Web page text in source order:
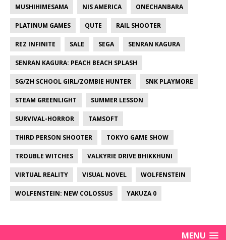
MUSHIHIMESAMA NIS AMERICA ONECHANBARA
PLATINUM GAMES QUTE RAIL SHOOTER
REZ INFINITE SALE SEGA SENRAN KAGURA
SENRAN KAGURA: PEACH BEACH SPLASH
SG/ZH SCHOOL GIRL/ZOMBIE HUNTER SNK PLAYMORE
STEAM GREENLIGHT SUMMER LESSON
SURVIVAL-HORROR TAMSOFT
THIRD PERSON SHOOTER TOKYO GAME SHOW
TROUBLE WITCHES VALKYRIE DRIVE BHIKKHUNI
VIRTUAL REALITY VISUAL NOVEL WOLFENSTEIN
WOLFENSTEIN: NEW COLOSSUS YAKUZA 0
MENU